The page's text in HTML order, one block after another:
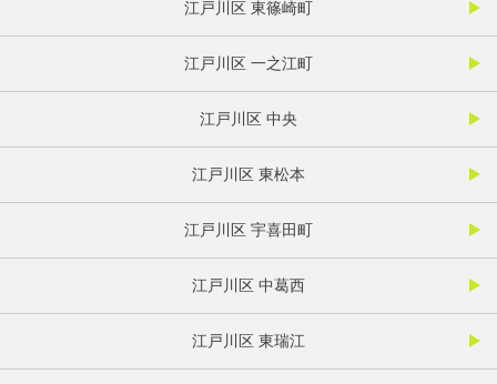
江戸川区 東篠崎町
江戸川区 一之江町
江戸川区 中央
江戸川区 東松本
江戸川区 宇喜田町
江戸川区 中葛西
江戸川区 東瑞江